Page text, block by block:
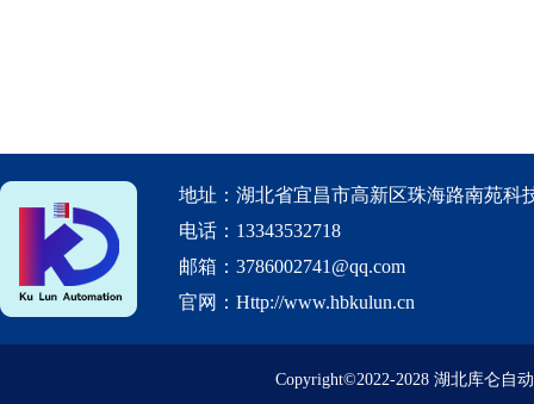
地址：湖北省宜昌市高新区珠海路南苑科
电话：13343532718
邮箱：3786002741@qq.com
官网：Http://www.hbkulun.cn
Copyright©2022-2028 湖北库仑自